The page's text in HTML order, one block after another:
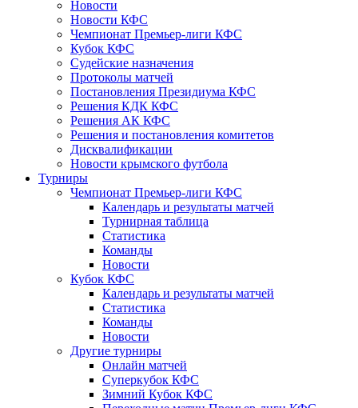
Новости
Новости КФС
Чемпионат Премьер-лиги КФС
Кубок КФС
Судейские назначения
Протоколы матчей
Постановления Президиума КФС
Решения КДК КФС
Решения АК КФС
Решения и постановления комитетов
Дисквалификации
Новости крымского футбола
Турниры
Чемпионат Премьер-лиги КФС
Календарь и результаты матчей
Турнирная таблица
Статистика
Команды
Новости
Кубок КФС
Календарь и результаты матчей
Статистика
Команды
Новости
Другие турниры
Онлайн матчей
Суперкубок КФС
Зимний Кубок КФС